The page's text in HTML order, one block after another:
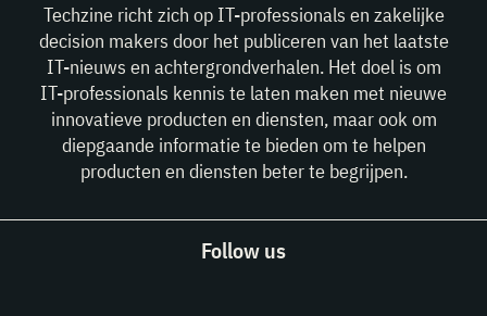
Techzine richt zich op IT-professionals en zakelijke
decision makers door het publiceren van het laatste
IT-nieuws en achtergrondverhalen. Het doel is om
IT-professionals kennis te laten maken met nieuwe
innovatieve producten en diensten, maar ook om
diepgaande informatie te bieden om te helpen
producten en diensten beter te begrijpen.
Follow us